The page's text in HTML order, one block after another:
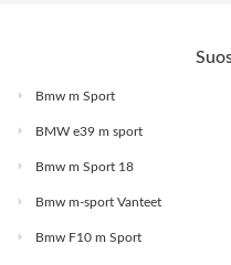
Bmw m Sport
BMW e39 m sport
Bmw m Sport 18
Bmw m-sport Vanteet
Bmw F10 m Sport